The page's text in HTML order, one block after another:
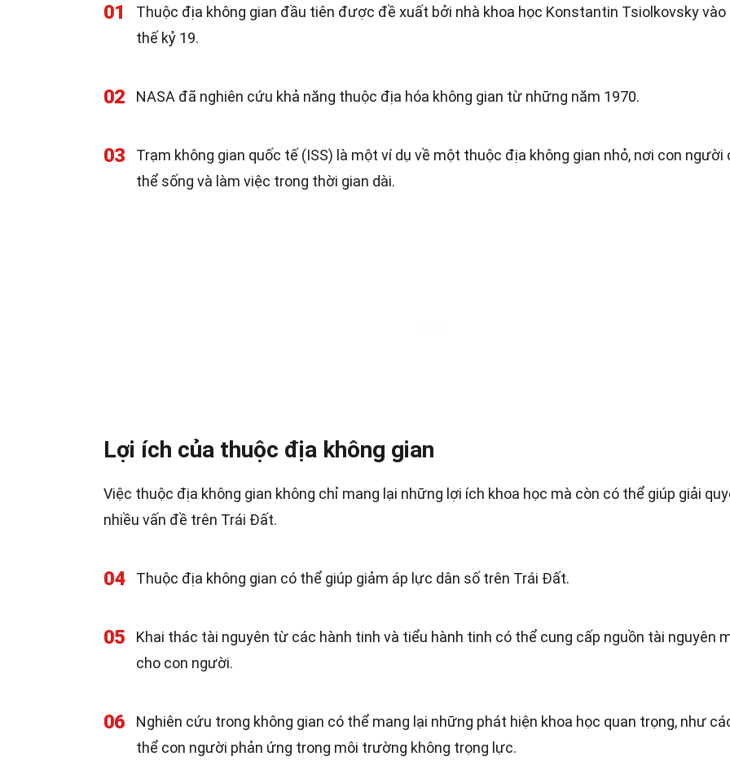
01
Thuộc địa không gian đầu tiên được đề xuất bởi nhà khoa học Konstantin Tsiolkovsky vào
thế kỷ 19.
02 NASA đã nghiên cứu khả năng thuộc địa hóa không gian từ những năm 1970.
03
Trạm không gian quốc tế (ISS) là một ví dụ về một thuộc địa không gian nhỏ, nơi con người
thể sống và làm việc trong thời gian dài.
Lợi ích của thuộc địa không gian
Việc thuộc địa không gian không chỉ mang lại những lợi ích khoa học mà còn có thể giúp giải
nhiều vấn đề trên Trái Đất.
04 Thuộc địa không gian có thể giúp giảm áp lực dân số trên Trái Đất.
05
Khai thác tài nguyên từ các hành tinh và tiểu hành tinh có thể cung cấp nguồn tài nguyên
cho con người.
06
Nghiên cứu trong không gian có thể mang lại những phát hiện khoa học quan trọng, như
thể con người phản ứng trong môi trường không trọng lực.